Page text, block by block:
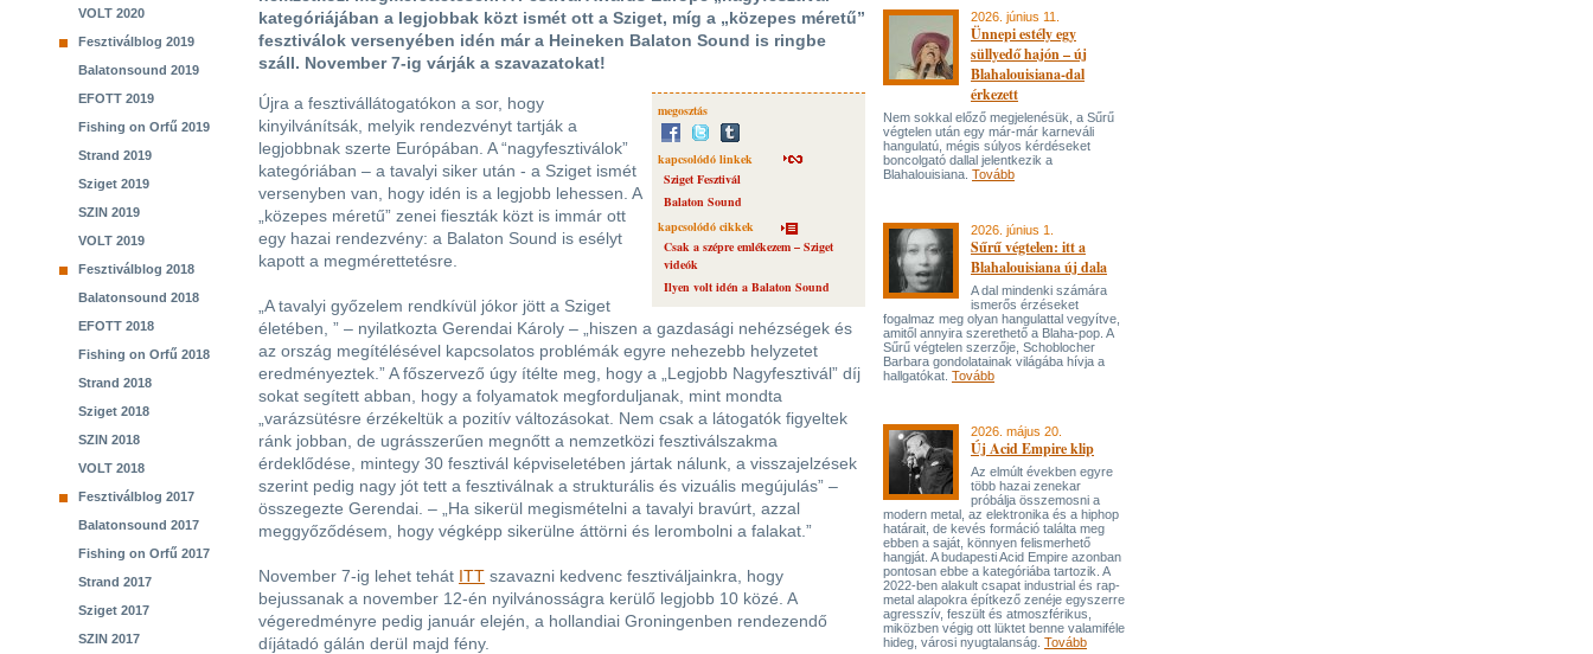
VOLT 2020
Fesztiválblog 2019
Balatonsound 2019
EFOTT 2019
Fishing on Orfű 2019
Strand 2019
Sziget 2019
SZIN 2019
VOLT 2019
Fesztiválblog 2018
Balatonsound 2018
EFOTT 2018
Fishing on Orfű 2018
Strand 2018
Sziget 2018
SZIN 2018
VOLT 2018
Fesztiválblog 2017
Balatonsound 2017
Fishing on Orfű 2017
Strand 2017
Sziget 2017
SZIN 2017
kategóriájában a legjobbak közt ismét ott a Sziget, míg a „közepes méretű”
fesztiválok versenyében idén már a Heineken Balaton Sound is ringbe
száll. November 7-ig várják a szavazatokat!
megosztás
kapcsolódó linkek
Sziget Fesztivál
Balaton Sound
kapcsolódó cikkek
Csak a szépre emlékezem – Sziget
videók
Ilyen volt idén a Balaton Sound
Újra a fesztivállátogatókon a sor, hogy
kinyilvánítsák, melyik rendezvényt tartják a
legjobbnak szerte Európában. A “nagyfesztiválok”
kategóriában – a tavalyi siker után - a Sziget ismét
versenyben van, hogy idén is a legjobb lehessen. A
„közepes méretű” zenei fieszták közt is immár ott
egy hazai rendezvény: a Balaton Sound is esélyt
kapott a megmérettetésre.
„A tavalyi győzelem rendkívül jókor jött a Sziget
életében, ” – nyilatkozta Gerendai Károly – „hiszen a gazdasági nehézségek és
az ország megítélésével kapcsolatos problémák egyre nehezebb helyzetet
eredményeztek.” A főszervező úgy ítélte meg, hogy a „Legjobb Nagyfesztivál” díj
sokat segített abban, hogy a folyamatok megforduljanak, mint mondta
„varázsütésre érzékeltük a pozitív változásokat. Nem csak a látogatók figyeltek
ránk jobban, de ugrásszerűen megnőtt a nemzetközi fesztiválszakma
érdeklődése, mintegy 30 fesztivál képviseletében jártak nálunk, a visszajelzések
szerint pedig nagy jót tett a fesztiválnak a strukturális és vizuális megújulás” –
összegezte Gerendai. – „Ha sikerül megismételni a tavalyi bravúrt, azzal
meggyőződésem, hogy végképp sikerülne áttörni és lerombolni a falakat.”
November 7-ig lehet tehát ITT szavazni kedvenc fesztiváljainkra, hogy
bejussanak a november 12-én nyilvánosságra kerülő legjobb 10 közé. A
végeredményre pedig január elején, a hollandiai Groningenben rendezendő
díjátadó gálán derül majd fény.
2026. június 11.
Ünnepi estély egy
süllyedő hajón – új
Blahalouisiana-dal
érkezett
Nem sokkal előző megjelenésük, a Sűrű
végtelen után egy már-már karneváli
hangulatú, mégis súlyos kérdéseket
boncolgató dallal jelentkezik a
Blahalouisiana. Tovább
2026. június 1.
Sűrű végtelen: itt a
Blahalouisiana új dala
A dal mindenki számára
ismerős érzéseket
fogalmaz meg olyan hangulattal vegyítve,
amitől annyira szerethető a Blaha-pop. A
Sűrű végtelen szerzője, Schoblocher
Barbara gondolatainak világába hívja a
hallgatókat. Tovább
2026. május 20.
Új Acid Empire klip
Az elmúlt években egyre
több hazai zenekar
próbálja összemosni a
modern metal, az elektronika és a hiphop
határait, de kevés formáció találta meg
ebben a saját, könnyen felismerhető
hangját. A budapesti Acid Empire azonban
pontosan ebbe a kategóriába tartozik. A
2022-ben alakult csapat industrial és rap-
metal alapokra építkező zenéje egyszerre
agresszív, feszült és atmoszférikus,
miközben végig ott lüktet benne valamiféle
hideg, városi nyugtalanság. Tovább